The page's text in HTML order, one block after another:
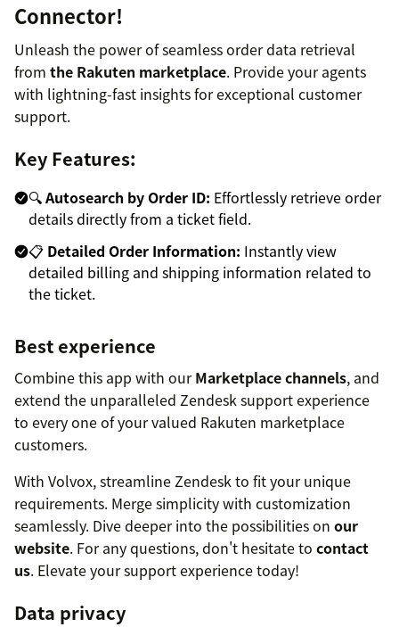
Connector!
Unleash the power of seamless order data retrieval
from the Rakuten marketplace. Provide your agents
with lightning-fast insights for exceptional customer
support.
Key Features:
🔍Autosearch by Order ID: Effortlessly retrieve order
details directly from a ticket field.
📋 Detailed Order Information: Instantly view
detailed billing and shipping information related to
the ticket.
Best experience
Combine this app with ourMarketplace channels, and
extend the unparalleled Zendesk support experience
to every one of your valued Rakuten marketplace
customers.
With Volvox, streamline Zendesk to fit your unique
requirements. Merge simplicity with customization
seamlessly. Dive deeper into the possibilities on our
website. For any questions, don't hesitate to contact
us. Elevate your support experience today!
Data privacy